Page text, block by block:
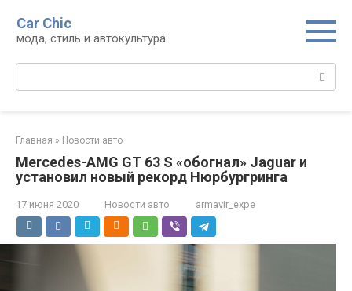
контенту
Car Chic
мода, стиль и автокультура
Поиск:
Главная » Новости авто
Mercedes-AMG GT 63 S «обогнал» Jaguar и
установил новый рекорд Нюрбургринга
17 июня 2020 Новости авто armavir_expe